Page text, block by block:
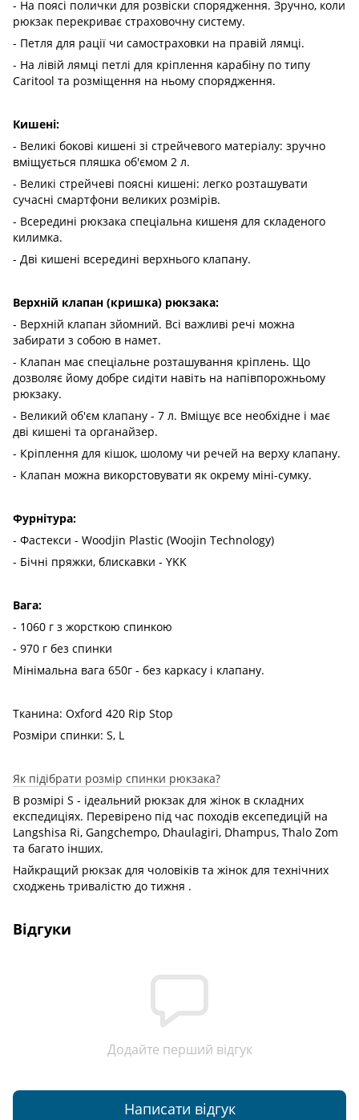
- На поясі полички для розвіски спорядження. Зручно, коли
рюкзак перекриває страховочну систему.
- Петля для рації чи самостраховки на правій лямці.
- На лівій лямці петлі для кріплення карабіну по типу
Caritool та розміщення на ньому спорядження.
Кишені:
- Великі бокові кишені зі стрейчевого матеріалу: зручно
вміщується пляшка об'ємом 2 л.
- Великі стрейчеві поясні кишені: легко розташувати
сучасні смартфони великих розмірів.
- Всередині рюкзака спеціальна кишеня для складеного
килимка.
- Дві кишені всередині верхнього клапану.
Верхній клапан (кришка) рюкзака:
- Верхній клапан зйомний. Всі важливі речі можна
забирати з собою в намет.
- Клапан має спеціальне розташування кріплень. Що
дозволяє йому добре сидіти навіть на напівпорожньому
рюкзаку.
- Великий об'єм клапану - 7 л. Вміщує все необхідне і має
дві кишені та органайзер.
- Кріплення для кішок, шолому чи речей на верху клапану.
- Клапан можна викорстовувати як окрему міні-сумку.
Фурнітура:
- Фастекси - Woodjin Plastic (Woojin Technology)
- Бічні пряжки, блискавки - YKK
Вага:
- 1060 г з жорсткою спинкою
- 970 г без спинки
Мінімальна вага 650г - без каркасу і клапану.
Тканина: Oxford 420 Rip Stop
Розміри спинки: S, L
Як підібрати розмір спинки рюкзака?
В розмірі S - ідеальний рюкзак для жінок в складних
експедиціях. Перевірено під час походів ексепедицій на
Langshisa Ri, Gangchempo, Dhaulagiri, Dhampus, Thalo Zom
та багато інших.
Найкращий рюкзак для чоловіків та жінок для технічних
сходжень тривалістю до тижня .
Відгуки
Додайте перший відгук
Написати відгук